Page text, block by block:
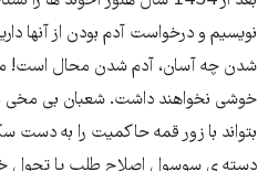
نویسیم و درخواست آدم بودن از آنها
شدن چه آسان، آدم شدن محال است!
خوشی نخواهند داشت. شعبان بی مخی می
بتواند با زور قمه حاکمیت را به دست